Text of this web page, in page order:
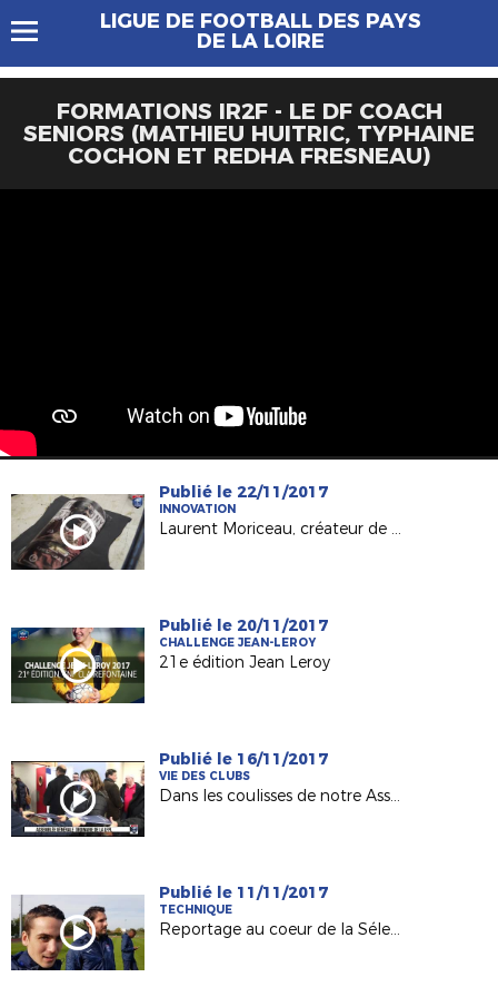
LIGUE DE FOOTBALL DES PAYS
DE LA LOIRE
FORMATIONS IR2F - LE DF COACH
SENIORS (MATHIEU HUITRIC, TYPHAINE
COCHON ET REDHA FRESNEAU)
Publié le 22/11/2017
INNOVATION
Laurent Moriceau, créateur de protège-tibias sur mesure !
Publié le 20/11/2017
CHALLENGE JEAN-LEROY
21e édition Jean Leroy
Publié le 16/11/2017
VIE DES CLUBS
Dans les coulisses de notre Assemblée Générale
Publié le 11/11/2017
TECHNIQUE
Reportage au coeur de la Sélection LFPL !